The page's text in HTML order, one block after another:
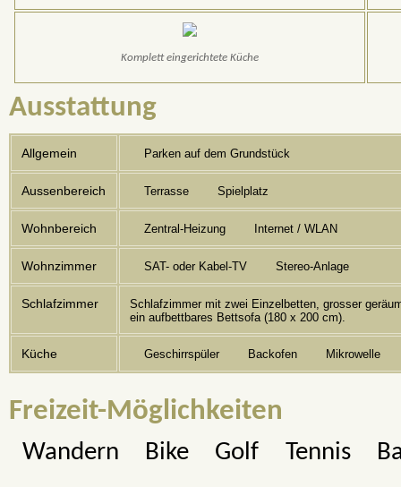
Komplett eingerichtete Küche
Ausstattung
Allgemein Parken auf dem Grundstück
Aussenbereich Terrasse Spielplatz
Wohnbereich Zentral-Heizung Internet / WLAN
Wohnzimmer SAT- oder Kabel-TV Stereo-Anlage
Schlafzimmer
Schlafzimmer mit zwei Einzelbetten, grosser
ein aufbettbares Bettsofa (180 x 200 cm).
Küche Geschirrspüler Backofen Mikrowelle
Freizeit-Möglichkeiten
Wandern Bike Golf Tennis